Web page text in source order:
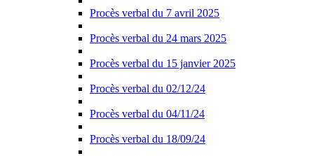
Procès verbal du 7 avril 2025
Procès verbal du 24 mars 2025
Procès verbal du 15 janvier 2025
Procès verbal du 02/12/24
Procès verbal du 04/11/24
Procès verbal du 18/09/24